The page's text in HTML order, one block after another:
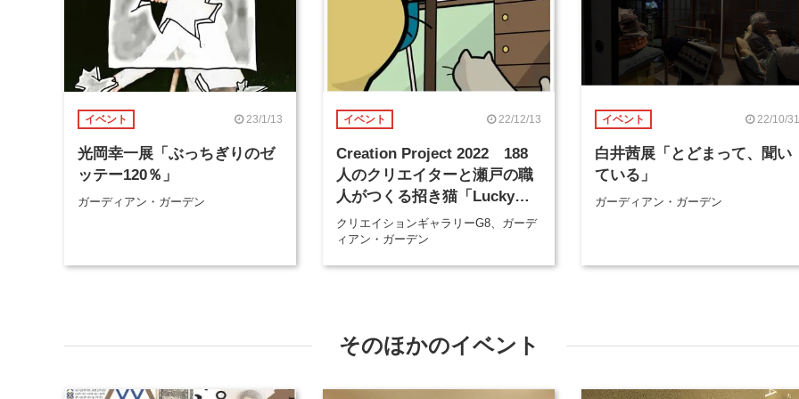
イベント 23/1/13
光岡幸一展「ぶっちぎりのゼ
ッテー120％」
ガーディアン・ガーデン
イベント 22/12/13
Creation Project 2022 188
人のクリエイターと瀬戸の職
人がつくる招き猫「Lucky
Cat」
クリエイションギャラリーG8、ガーデ
ィアン・ガーデン
イベント 22/10/31
白井茜展「とどまって、聞い
ている」
ガーディアン・ガーデン
そのほかのイベント